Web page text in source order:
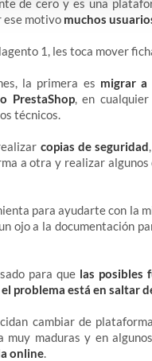
ese motivo muchos
1, les toca mover
la primera es migrar a
PrestaShop, en
técnicos.
copias de seguridad
a otra y realizar algunos
para ayudarte con la
ojo a la documentación
para que las posibles
el problema está en saltar
cambiar de
muy maduras y en
online